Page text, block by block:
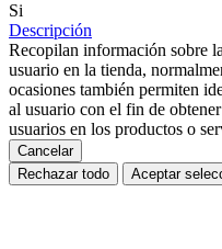
Si
Descripción
Recopilan información sobre
usuario en la tienda,
ocasiones también permiten
al usuario con el fin de
usuarios en los productos o
Cancelar
Rechazar todo
Aceptar